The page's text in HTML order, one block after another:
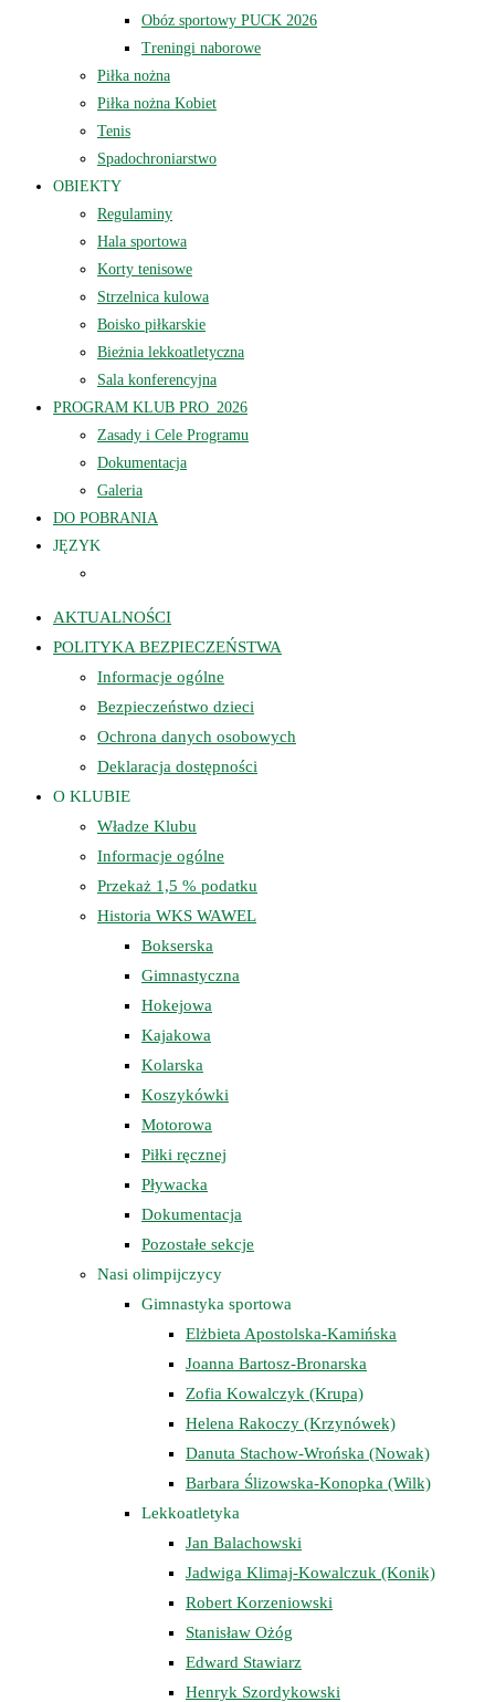
Obóz sportowy PUCK 2026
Treningi naborowe
Piłka nożna
Piłka nożna Kobiet
Tenis
Spadochroniarstwo
OBIEKTY
Regulaminy
Hala sportowa
Korty tenisowe
Strzelnica kulowa
Boisko piłkarskie
Bieżnia lekkoatletyczna
Sala konferencyjna
PROGRAM KLUB PRO_2026
Zasady i Cele Programu
Dokumentacja
Galeria
DO POBRANIA
JĘZYK
AKTUALNOŚCI
POLITYKA BEZPIECZEŃSTWA
Informacje ogólne
Bezpieczeństwo dzieci
Ochrona danych osobowych
Deklaracja dostępności
O KLUBIE
Władze Klubu
Informacje ogólne
Przekaż 1,5 % podatku
Historia WKS WAWEL
Bokserska
Gimnastyczna
Hokejowa
Kajakowa
Kolarska
Koszykówki
Motorowa
Piłki ręcznej
Pływacka
Dokumentacja
Pozostałe sekcje
Nasi olimpijczycy
Gimnastyka sportowa
Elżbieta Apostolska-Kamińska
Joanna Bartosz-Bronarska
Zofia Kowalczyk (Krupa)
Helena Rakoczy (Krzynówek)
Danuta Stachow-Wrońska (Nowak)
Barbara Ślizowska-Konopka (Wilk)
Lekkoatletyka
Jan Balachowski
Jadwiga Klimaj-Kowalczuk (Konik)
Robert Korzeniowski
Stanisław Ożóg
Edward Stawiarz
Henryk Szordykowski